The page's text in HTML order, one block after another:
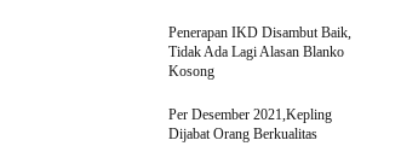
Penerapan IKD Disambut Baik,
Tidak Ada Lagi Alasan Blanko
Kosong
Per Desember 2021,Kepling
Dijabat Orang Berkualitas